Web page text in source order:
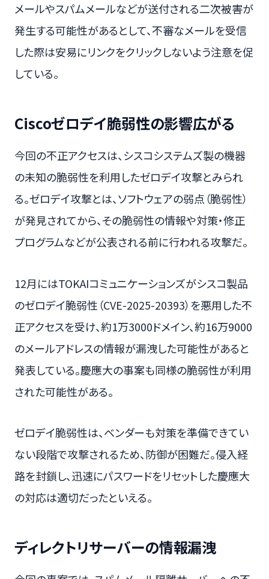
メールやスパムメールなどが送付される二次被害が
発生する可能性があるとして、不審なメールを受信
した際は安易にリンクをクリックしないよう注意を促
している。
Ciscoゼロデイ脆弱性の影響広がる
今回の不正アクセスは、シスコシステムズ製の機器
の未知の脆弱性を利用したゼロデイ攻撃とみられ
る。ゼロデイ攻撃とは、ソフトウェアの弱点（脆弱性）
が発見されてから、その脆弱性の情報や対策・修正
プログラムなどが公表される前に行われる攻撃だ。
12月にはTOKAIコミュニケーションズがシスコ製品
のゼロデイ脆弱性（CVE-2025-20393）を悪用した不
正アクセスを受け、約1万3000ドメイン、約16万9000
のメールアドレスの情報が漏洩した可能性があると
発表している。慶應大の事案も同様の脆弱性が利用
された可能性がある。
ゼロデイ脆弱性は、ベンダーも対策を準備できてい
ない段階で攻撃されるため、防御が困難だ。侵入経
路を封鎖し、迅速にパスワードをリセットした慶應大
の対応は適切だったといえる。
ディレクトリサーバーの情報漏洩